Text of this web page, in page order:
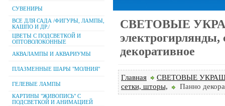
СУВЕНИРЫ
ВСЕ ДЛЯ САДА /ФИГУРЫ, ЛАМПЫ,
КАШПО И ДР./
ЦВЕТЫ С ПОДСВЕТКОЙ И
ОПТОВОЛОКОННЫЕ
АКВАЛАМПЫ И АКВАРИУМЫ
ПЛАЗМЕННЫЕ ШАРЫ "МОЛНИЯ"
ГЕЛЕВЫЕ ЛАМПЫ
КАРТИНЫ "ЖИВОПИСЬ" С
ПОДСВЕТКОЙ И АНИМАЦИЕЙ
СВЕТОВЫЕ
декоративное
Главная
СВЕТОВЫЕ
сетки, шторы,
Панно